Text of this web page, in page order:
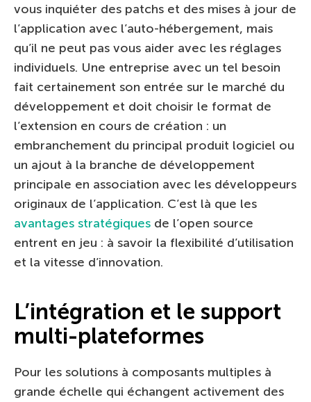
vous inquiéter des patchs et des mises à jour de
l’application avec l’auto-hébergement, mais
qu’il ne peut pas vous aider avec les réglages
individuels. Une entreprise avec un tel besoin
fait certainement son entrée sur le marché du
développement et doit choisir le format de
l’extension en cours de création : un
embranchement du principal produit logiciel ou
un ajout à la branche de développement
principale en association avec les développeurs
originaux de l’application. C’est là que les
avantages stratégiques de l’open source
entrent en jeu : à savoir la flexibilité d’utilisation
et la vitesse d’innovation.
L’intégration et le support
multi-plateformes
Pour les solutions à composants multiples à
grande échelle qui échangent activement des